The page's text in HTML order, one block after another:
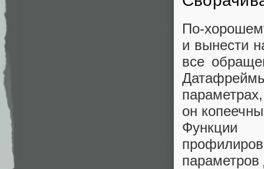
По-
и вынести
все
он
Функции
параметров